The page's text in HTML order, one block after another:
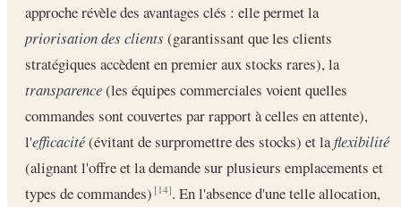
approche révèle des avantages clés : elle permet la
priorisation des clients (garantissant que les clients
stratégiques accèdent en premier aux stocks rares), la
transparence(les équipes commerciales voient quelles
commandes sont couvertes par rapport à celles en attente),
l'efficacité(évitant de surpromettre des stocks) et laflexibilité
(alignant l'offre et la demande sur plusieurs emplacements et
types de commandes)[14]. En l'absence d'une telle allocation,